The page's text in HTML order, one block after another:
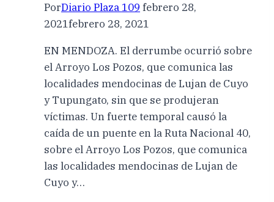
PorDiario Plaza 109 febrero 28,
2021febrero 28, 2021
EN MENDOZA. El derrumbe ocurrió sobre
el Arroyo Los Pozos, que comunica las
localidades mendocinas de Lujan de Cuyo
y Tupungato, sin que se produjeran
víctimas. Un fuerte temporal causó la
caída de un puente en la Ruta Nacional 40,
sobre el Arroyo Los Pozos, que comunica
las localidades mendocinas de Lujan de
Cuyo y…